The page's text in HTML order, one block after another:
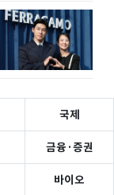
국제
금융·증권
바이오